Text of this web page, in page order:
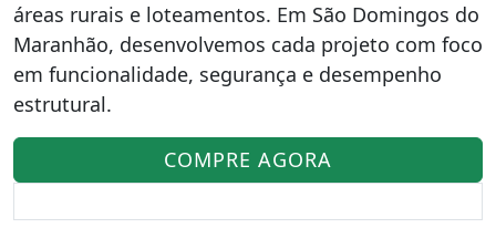
áreas rurais e loteamentos. Em São Domingos do
Maranhão, desenvolvemos cada projeto com foco
em funcionalidade, segurança e desempenho
estrutural.
COMPRE AGORA